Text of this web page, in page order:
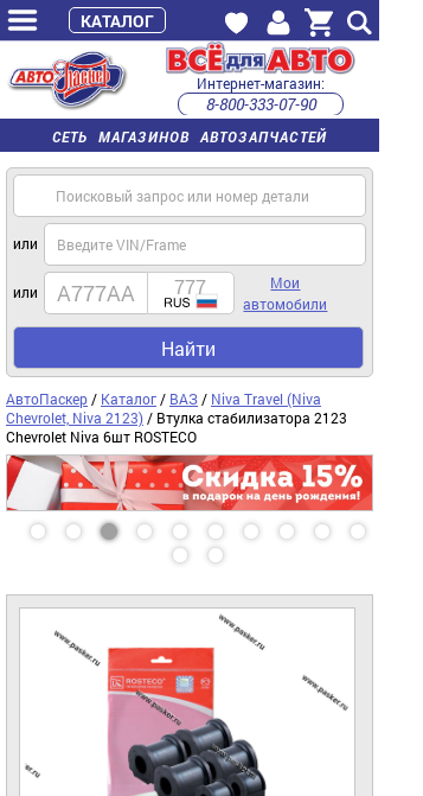
СЕТЬ МАГАЗИНОВ АВТОЗАПЧАСТЕЙ
Интернет-магазин:
8-800-333-07-90
часы работы с 9:00 до 22:00 (пн-пт)
или
или
Мои
автомобили
Найти
АвтоПаскер / Каталог / ВАЗ / Niva Travel (Niva
Chevrolet, Niva 2123) / Втулка стабилизатора 2123
Chevrolet Niva 6шт ROSTECO
КАТАЛОГ